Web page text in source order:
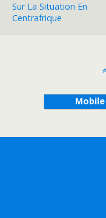
Sur La Situation En
Centrafrique
Mobile